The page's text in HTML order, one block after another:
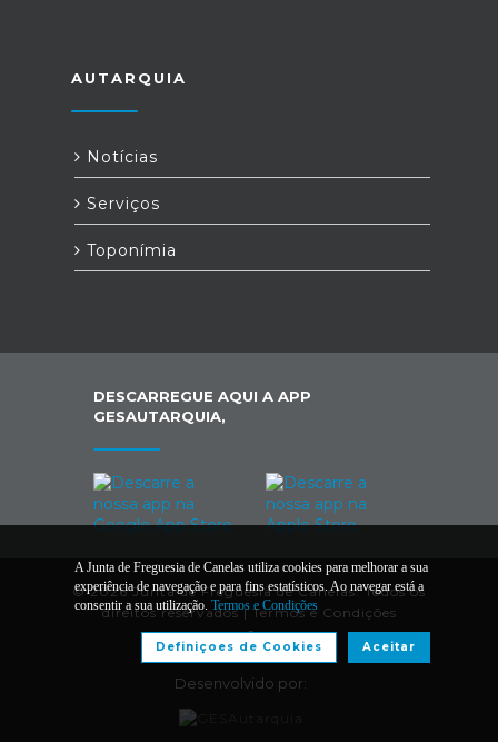
AUTARQUIA
Notícias
Serviços
Toponímia
DESCARREGUE AQUI A APP
GESAUTARQUIA,
© 2026 Junta de Freguesia de Canelas. Todos os
direitos reservados |Termos e Condições
Desenvolvido por:
A Junta de Freguesia de Canelas utiliza cookies para melhorar a sua
experiência de navegação e para fins estatísticos. Ao navegar está a
consentir a sua utilização. Termos e Condições
Aceitar
Definiçoes de Cookies